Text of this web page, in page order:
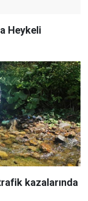
Heykeli
kazalarında